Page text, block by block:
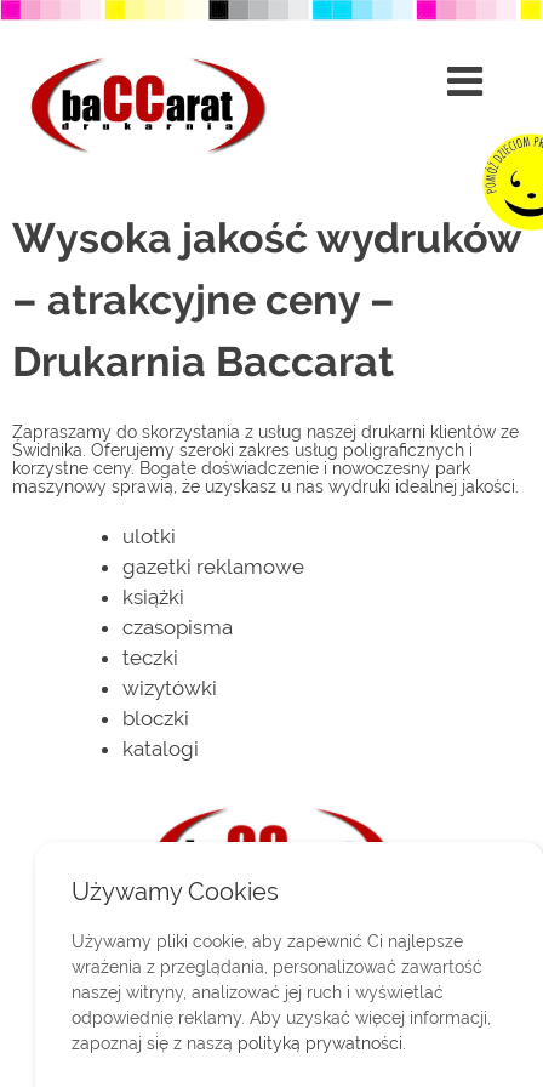
Przejdź
treści
Wysoka jakość wydruków
– atrakcyjne ceny –
Drukarnia Baccarat
Zapraszamy do skorzystania z usług naszej drukarni klientów ze
Świdnika. Oferujemy szeroki zakres usług poligraficznych i
korzystne ceny. Bogate doświadczenie i nowoczesny park
maszynowy sprawią, że uzyskasz u nas wydruki idealnej jakości.
ulotki
gazetki reklamowe
książki
czasopisma
teczki
wizytówki
bloczki
katalogi
Przejdź do kontaktu
tagi: drukarnia świdnik, druk ulotek
Używamy Cookies
Używamy pliki cookie, aby zapewnić Ci najlepsze
wrażenia z przeglądania, personalizować zawartość
naszej witryny, analizować jej ruch i wyświetlać
odpowiednie reklamy. Aby uzyskać więcej informacji,
zapoznaj się z naszą polityką prywatności